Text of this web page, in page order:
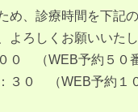
め、診療時間を下記
よろしくお願いいたし
０ （WEB予約５０番
０ （WEB予約１０